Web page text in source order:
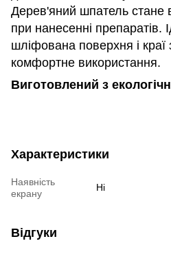
Дерев'яний шпатель стане
при нанесенні препаратів.
шліфована поверхня і краї
комфортне використання.
Виготовлений з
Характеристики
Наявність
екрану
Ні
Відгуки